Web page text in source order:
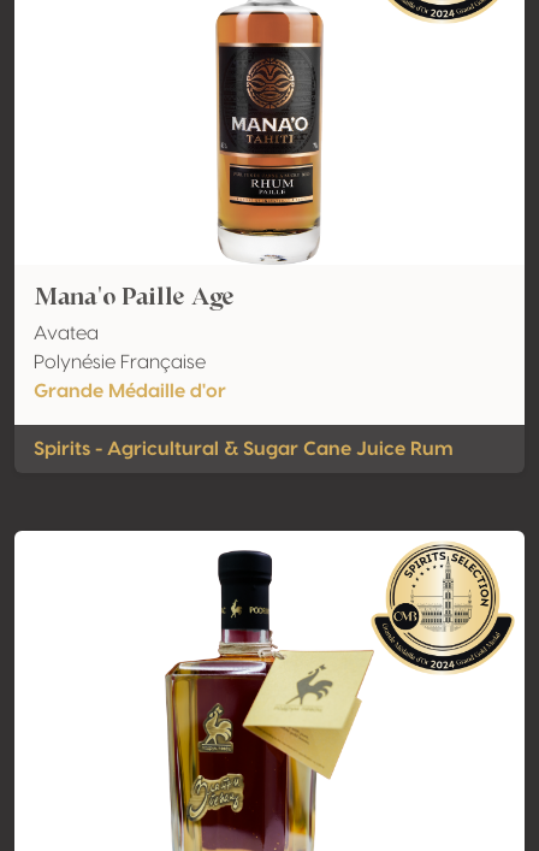
Mana'o Paille Age
Avatea
Polynésie Française
Grande Médaille d'or
Spirits - Agricultural & Sugar Cane Juice Rum